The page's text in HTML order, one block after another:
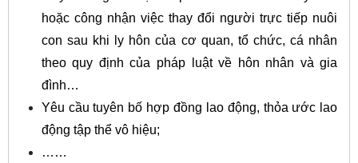
hoặc công nhận việc thay đổi người trực tiếp nuôi
con sau khi ly hôn của cơ quan, tổ chức, cá nhân
theo quy định của pháp luật về hôn nhân và gia
đình…
Yêu cầu tuyên bố hợp đồng lao động, thỏa ước lao
động tập thể vô hiệu;
……